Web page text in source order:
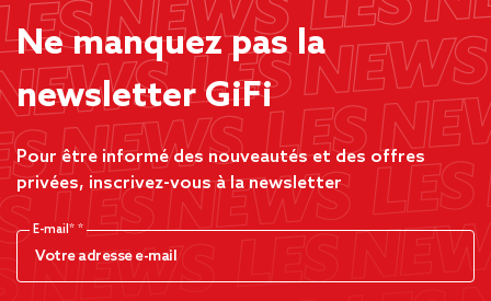
Ne manquez pas la
newsletter GiFi
Pour être informé des nouveautés et des offres
privées, inscrivez-vous à la newsletter
E-mail*